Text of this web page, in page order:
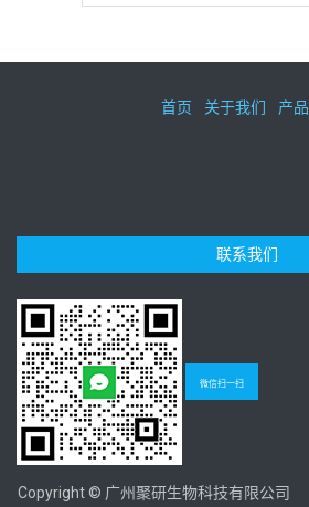
首页 关于我们 产品
联系我们
微信扫一扫
Copyright © 广州聚研生物科技有限公司